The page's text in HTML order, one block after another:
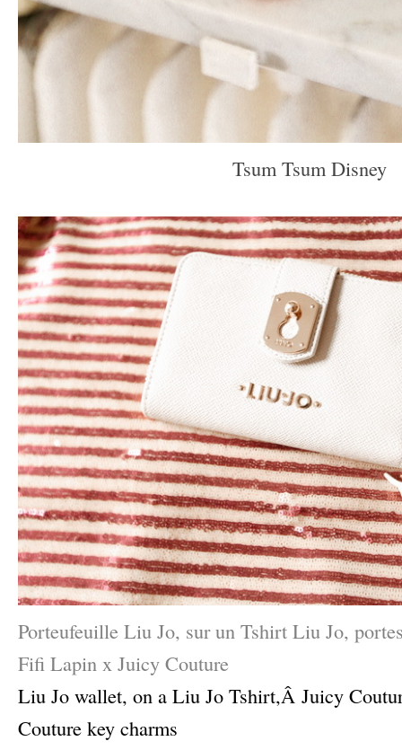
Tsum Tsum Disney
Porteufeuille Liu Jo, sur un Tshirt Liu Jo, p
Fifi Lapin x Juicy Couture
Liu Jo wallet, on a Liu Jo Tshirt,Â Juicy
Couture key charms